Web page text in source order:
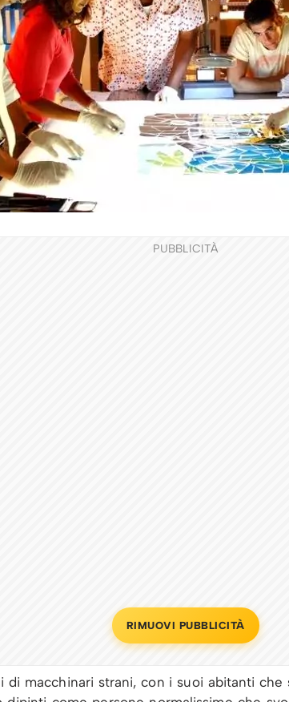
PUBBLICITÀ
RIMUOVI PUBBLICITÀ
di macchinari strani, con i suoi abitanti